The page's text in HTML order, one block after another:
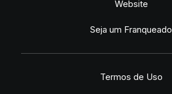
Website
Seja um Franqueado
Termos de Uso